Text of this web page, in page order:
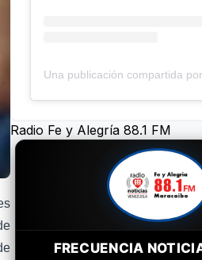
Radio Fe y Alegría 88.1 FM
FRECUENCIA